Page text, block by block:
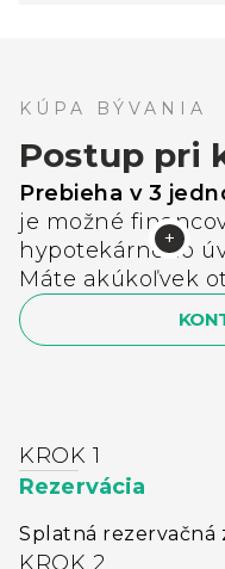
KÚPA BÝVANIA
Postup pri
Prebieha v 3
je možné
hypotekárneho
Máte akúkoľvek
KROK 1
Rezervácia
Splatná rezervačná
KROK 2